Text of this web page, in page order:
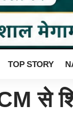
TOP STORY
से